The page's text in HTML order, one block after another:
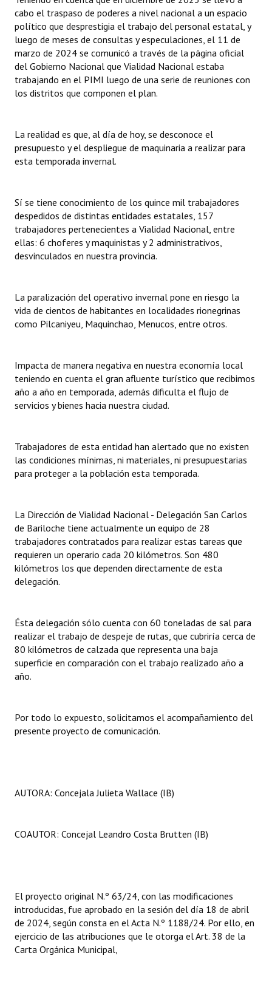
cabo el traspaso de poderes a nivel nacional a un espacio
político que desprestigia el trabajo del personal estatal, y
luego de meses de consultas y especulaciones, el 11 de
marzo de 2024 se comunicó a través de la página oficial
del Gobierno Nacional que Vialidad Nacional estaba
trabajando en el PIMI luego de una serie de reuniones con
los distritos que componen el plan.
La realidad es que, al día de hoy, se desconoce el
presupuesto y el despliegue de maquinaria a realizar para
esta temporada invernal.
Sí se tiene conocimiento de los quince mil trabajadores
despedidos de distintas entidades estatales, 157
trabajadores pertenecientes a Vialidad Nacional, entre
ellas: 6 choferes y maquinistas y 2 administrativos,
desvinculados en nuestra provincia.
La paralización del operativo invernal pone en riesgo la
vida de cientos de habitantes en localidades rionegrinas
como Pilcaniyeu, Maquinchao, Menucos, entre otros.
Impacta de manera negativa en nuestra economía local
teniendo en cuenta el gran afluente turístico que recibimos
año a año en temporada, además dificulta el flujo de
servicios y bienes hacia nuestra ciudad.
Trabajadores de esta entidad han alertado que no existen
las condiciones mínimas, ni materiales, ni presupuestarias
para proteger a la población esta temporada.
La Dirección de Vialidad Nacional - Delegación San Carlos
de Bariloche tiene actualmente un equipo de 28
trabajadores contratados para realizar estas tareas que
requieren un operario cada 20 kilómetros. Son 480
kilómetros los que dependen directamente de esta
delegación.
Ésta delegación sólo cuenta con 60 toneladas de sal para
realizar el trabajo de despeje de rutas, que cubriría cerca de
80 kilómetros de calzada que representa una baja
superficie en comparación con el trabajo realizado año a
año.
Por todo lo expuesto, solicitamos el acompañamiento del
presente proyecto de comunicación.
AUTORA: Concejala Julieta Wallace (IB)
COAUTOR: Concejal Leandro Costa Brutten (IB)
El proyecto original N.º 63/24, con las modificaciones
introducidas, fue aprobado en la sesión del día 18 de abril
de 2024, según consta en el Acta N.º 1188/24. Por ello, en
ejercicio de las atribuciones que le otorga el Art. 38 de la
Carta Orgánica Municipal,